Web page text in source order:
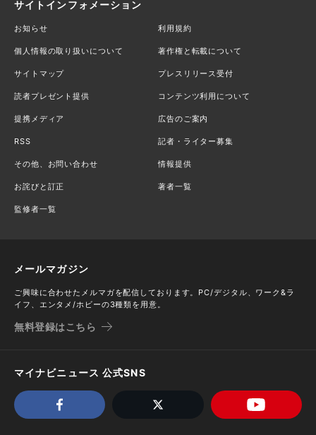
サイトインフォメーション
お知らせ 利用規約
個人情報の取り扱いについて 著作権と転載について
サイトマップ プレスリリース受付
読者プレゼント提供 コンテンツ利用について
提携メディア 広告のご案内
RSS 記者・ライター募集
その他、お問い合わせ 情報提供
お詫びと訂正 著者一覧
監修者一覧
メールマガジン
ご興味に合わせたメルマガを配信しております。PC/デジタル、ワーク&ラ
イフ、エンタメ/ホビーの3種類を用意。
無料登録はこちら
マイナビニュース 公式SNS